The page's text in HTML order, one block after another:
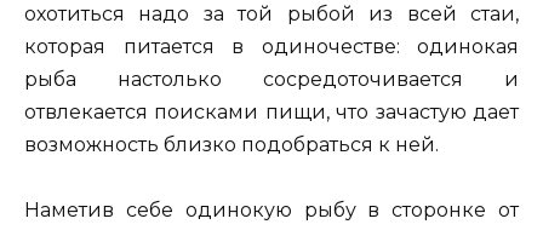
охотиться надо за той рыбой из всей стаи,
которая питается в одиночестве: одинокая
рыба настолько сосредоточивается и
отвлекается поисками пищи, что зачастую дает
возможность близко подобраться к ней.
Наметив себе одинокую рыбу в сторонке от